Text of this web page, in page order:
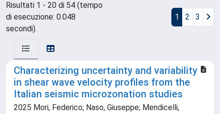
Risultati 1 - 20 di 54 (tempo
di esecuzione: 0.048
secondi).
1 2 3
Characterizing uncertainty and variability
in shear wave velocity profiles from the
Italian seismic microzonation studies
2025 Mori, Federico; Naso, Giuseppe; Mendicelli,